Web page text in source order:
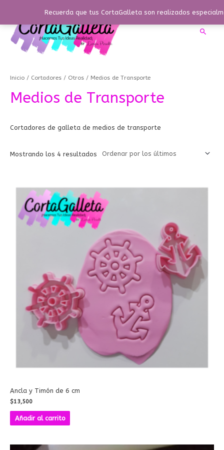
Recuerda que tus CortaGalleta son realizados
contenido
Inicio / Cortadores / Otros / Medios de Transporte
Medios de Transporte
Cortadores de galleta de medios de transporte
Mostrando los 4 resultados
los
Ancla y Timón de 6 cm
$13,500
Añadir al carrito